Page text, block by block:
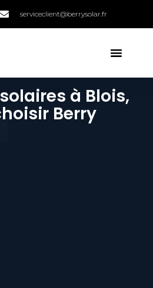
serviceclient@berrysolar.fr
à Blois,
Berry